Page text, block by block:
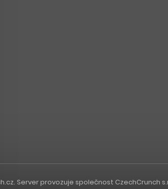
Server provozuje společnost CzechCrunch